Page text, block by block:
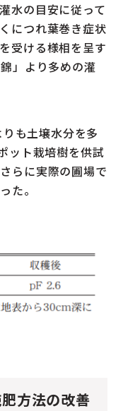
水の目安に従って
につれ葉巻き症状
受ける様相を呈す
」より多めの灌
も土壌水分を多
ット栽培樹を供試
らに実際の圃場で
た。
方法の改善